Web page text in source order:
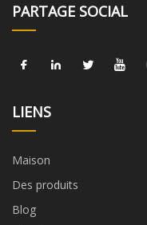
PARTAGE SOCIAL
LIENS
Maison
Des produits
Blog